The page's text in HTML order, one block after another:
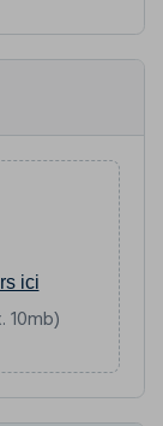
ici
10mb)